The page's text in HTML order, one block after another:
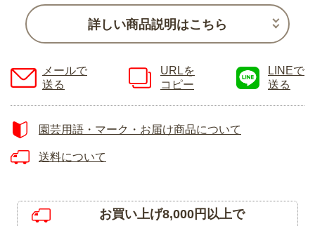
詳しい商品説明はこちら
メールで
送る
URLを
コピー
LINEで
送る
園芸用語・マーク・お届け商品について
送料について
お買い上げ8,000円以上で